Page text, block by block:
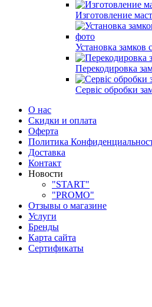
Изготовление
Установка замков
Перекодировка
Сервіс обробки
О нас
Скидки и оплата
Оферта
Политика
Доставка
Контакт
Новости
"START"
"PROMO"
Отзывы о магазине
Услуги
Бренды
Карта сайта
Сертификаты